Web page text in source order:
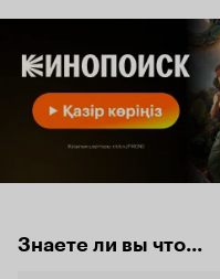
Знаете ли вы что...